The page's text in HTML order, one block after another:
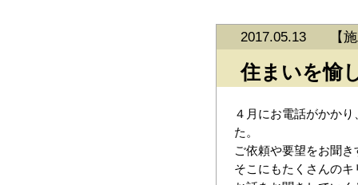
2017.05.13 【
住まいを愉
４月にお電話がかか
た。
ご依頼や要望をお聞
そこにもたくさんの